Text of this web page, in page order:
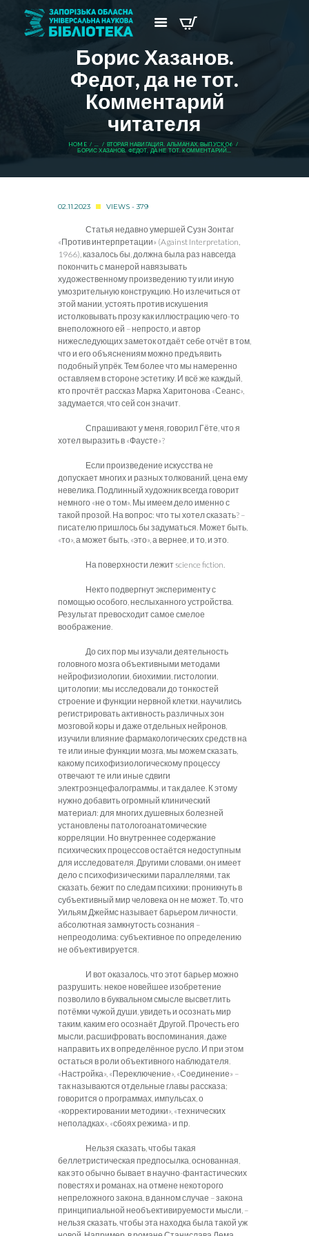
Борис Хазанов.
Федот, да не тот.
Комментарий
читателя
HOME ...
ВТОРАЯ НАВИГАЦИЯ. АЛЬМАНАХ. ВЫПУСК 06
БОРИС ХАЗАНОВ. ФЕДОТ, ДА НЕ ТОТ. КОММЕНТАРИЙ...
02.11.2023 VIEWS - 379
Статья недавно умершей Сузн Зонтаг
«Против интерпретации» (Against Interpretation,
1966), казалось бы, должна была раз навсегда
покончить с манерой навязывать
художественному произведению ту или иную
умозрительную конструкцию. Но излечиться от
этой мании, устоять против искушения
истолковывать прозу как иллюстрацию чего-то
внеположного ей – непросто, и автор
нижеследующих заметок отдаёт себе отчёт в том,
что и его объяснениям можно предъявить
подобный упрёк. Тем более что мы намеренно
оставляем в стороне эстетику. И всё же каждый,
кто прочтёт рассказ Марка Харитонова «Сеанс»,
задумается, что сей сон значит.
Спрашивают у меня, говорил Гёте, что я
хотел выразить в «Фаусте»?
Если произведение искусства не
допускает многих и разных толкований, цена ему
невелика. Подлинный художник всегда говорит
немного «не о том». Мы имеем дело именно с
такой прозой. На вопрос: что ты хотел сказать? –
писателю пришлось бы задуматься. Может быть,
«то», а может быть, «это», а вернее, и то, и это.
На поверхности лежит science fiction.
Некто подвергнут эксперименту с
помощью особого, неслыханного устройства.
Результат превосходит самое смелое
воображение.
До сих пор мы изучали деятельность
головного мозга объективными методами
нейрофизиологии, биохимии, гистологии,
цитологии; мы исследовали до тонкостей
строение и функции нервной клетки, научились
регистрировать активность различных зон
мозговой коры и даже отдельных нейронов,
изучили влияние фармакологических средств на
те или иные функции мозга, мы можем сказать,
какому психофизиологическому процессу
отвечают те или иные сдвиги
электроэнцефалограммы, и так далее. К этому
нужно добавить огромный клинический
материал: для многих душевных болезней
установлены патологоанатомические
корреляции. Но внутреннее содержание
психических процессов остаётся недоступным
для исследователя. Другими словами, он имеет
дело с психофизическими параллелями, так
сказать, бежит по следам психики; проникнуть в
субъективный мир человека он не может. То, что
Уильям Джеймс называет барьером личности,
абсолютная замкнутость сознания –
непреодолима: субъективное по определению
не объективируется.
И вот оказалось, что этот барьер можно
разрушить: некое новейшее изобретение
позволило в буквальном смысле высветлить
потёмки чужой души, увидеть и осознать мир
таким, каким его осознаёт Другой. Прочесть его
мысли, расшифровать воспоминания, даже
направить их в определённое русло. И при этом
остаться в роли объективного наблюдателя.
«Настройка», «Переключение», «Соединение» –
так называются отдельные главы рассказа;
говорится о программах, импульсах, о
«корректировании методики», «технических
неполадках», «сбоях режима» и пр.
Нельзя сказать, чтобы такая
беллетристическая предпосылка, основанная,
как это обычно бывает в научно-фантастических
повестях и романах, на отмене некоторого
непреложного закона, в данном случае – закона
принципиальной необъективируемости мысли, –
нельзя сказать, чтобы эта находка была такой уж